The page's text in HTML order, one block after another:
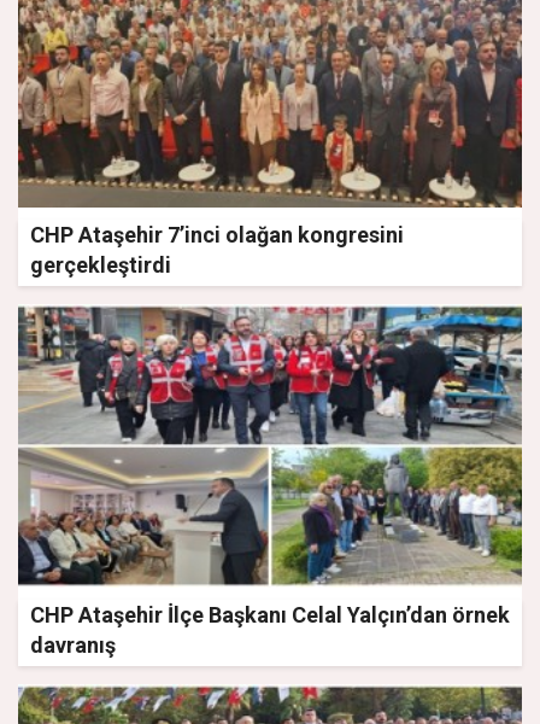
CHP Ataşehir 7’inci olağan kongresini
gerçekleştirdi
CHP Ataşehir İlçe Başkanı Celal Yalçın’dan örnek
davranış